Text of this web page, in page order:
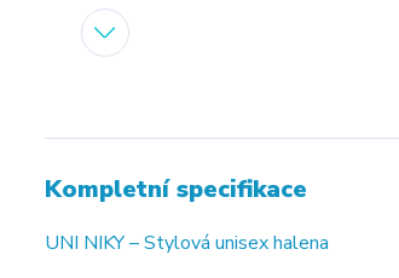
Kompletní specifikace
UNI NIKY – Stylová unisex halena